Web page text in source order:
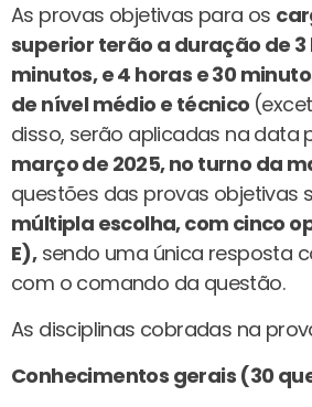
As provas objetivas para os
superior terão a duração de 3
minutos, e 4 horas e 30
de nível médio e técnico
disso, serão aplicadas na data
março de 2025, no turno da
questões das provas objetivas
múltipla escolha, com cinco
E),sendo uma única resposta
com o comando da questão.
As disciplinas cobradas na
Conhecimentos gerais (30